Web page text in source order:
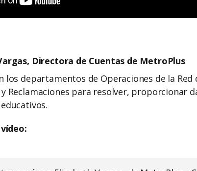
Directora de Cuentas de MetroPlus
los departamentos de Operaciones de la Red
Reclamaciones para resolver, proporcionar